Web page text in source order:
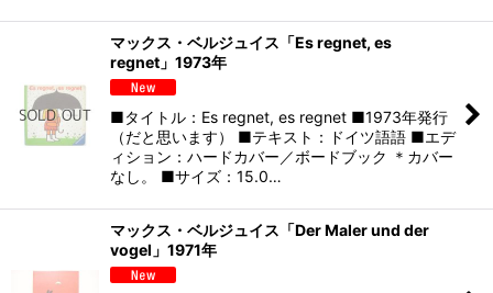
マックス・ベルジュイス「Es regnet, es
regnet」1973年
■タイトル：Es regnet, es regnet ■1973年発行
（だと思います） ■テキスト：ドイツ語語 ■エデ
ィション：ハードカバー／ボードブック ＊カバー
なし。 ■サイズ：15.0…
マックス・ベルジュイス「Der Maler und der
vogel」1971年